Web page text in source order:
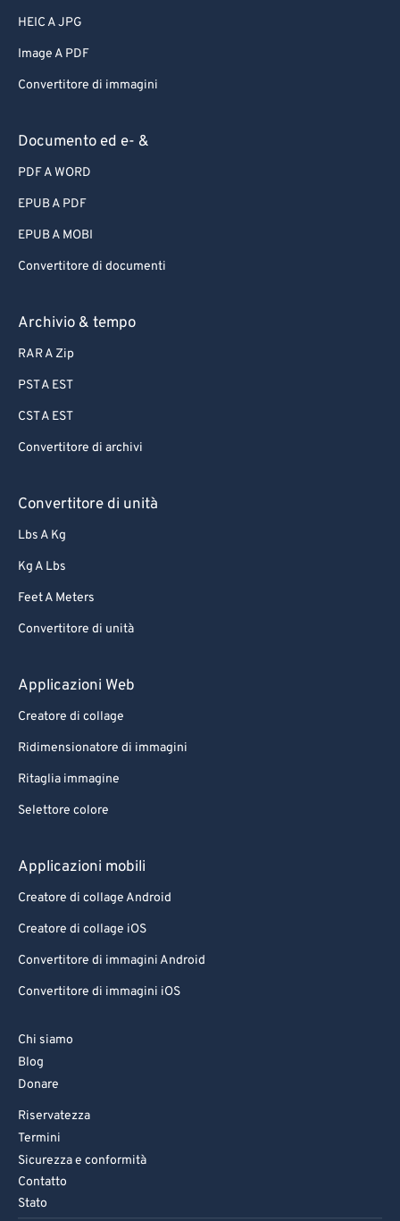
HEIC A JPG
Image A PDF
Convertitore di immagini
Documento ed e- &
PDF A WORD
EPUB A PDF
EPUB A MOBI
Convertitore di documenti
Archivio & tempo
RAR A Zip
PST A EST
CST A EST
Convertitore di archivi
Convertitore di unità
Lbs A Kg
Kg A Lbs
Feet A Meters
Convertitore di unità
Applicazioni Web
Creatore di collage
Ridimensionatore di immagini
Ritaglia immagine
Selettore colore
Applicazioni mobili
Creatore di collage Android
Creatore di collage iOS
Convertitore di immagini Android
Convertitore di immagini iOS
Chi siamo
Blog
Donare
Riservatezza
Termini
Sicurezza e conformità
Contatto
Stato